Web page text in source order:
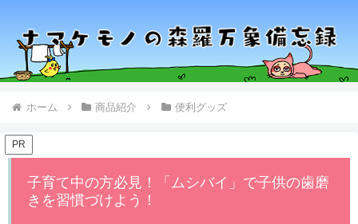
ホーム 商品紹介 便利グッズ
PR
子育て中の方必見！「ムシバイ」で子供の歯磨
きを習慣づけよう！